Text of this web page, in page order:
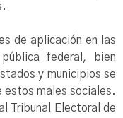
de aplicación en las
federal, bien
y municipios se
estos males sociales.
Tribunal Electoral de